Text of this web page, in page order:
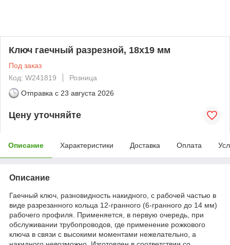
Ключ гаечный разрезной, 18х19 мм
Под заказ
Код: W241819
Розница
Отправка с 23 августа 2026
Цену уточняйте
Описание Характеристики Доставка Оплата
Описание
Гаечный ключ, разновидность накидного, с рабочей частью в
виде разрезанного кольца 12-гранного (6-гранного до 14 мм)
рабочего профиля. Применяется, в первую очередь, при
обслуживании трубопроводов, где применение рожкового
ключа в связи с высокими моментами нежелательно, а